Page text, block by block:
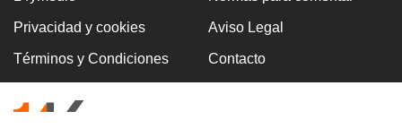
EE UU duplica sus ventas de combustible al
Privacidad y cookies Aviso Legal
Términos y Condiciones Contacto